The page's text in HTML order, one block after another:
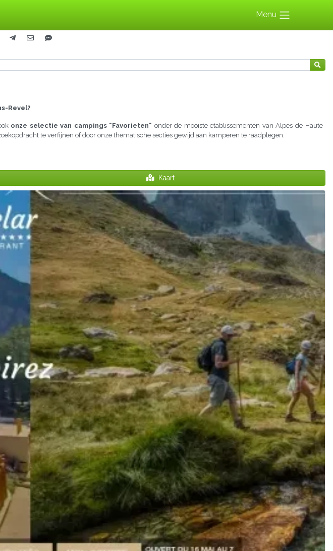
Menu
Revel?
onze selectie van campings "Favorieten" onder de mooiste etablissementen van Alpes-de-Haute-
te verfijnen of door onze thematische secties gewijd aan kamperen te raadplegen.
Kaart